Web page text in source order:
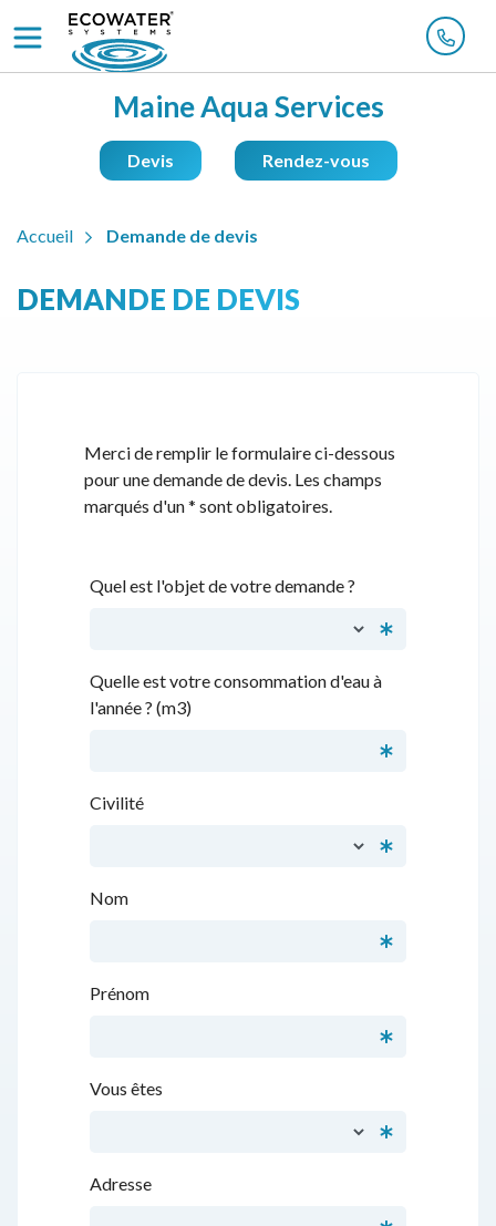
Maine Aqua Services
Devis Rendez-vous
Accueil Demande de devis
DEMANDE DE DEVIS
Merci de remplir le formulaire ci-dessous
pour une demande de devis. Les champs
marqués d'un * sont obligatoires.
Quel est l'objet de votre demande ?
Quelle est votre consommation d'eau à
l'année ? (m3)
Civilité
Nom
Prénom
Vous êtes
Adresse